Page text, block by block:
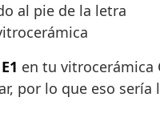
al pie de la letra
en tu vitrocerámica
por lo que eso